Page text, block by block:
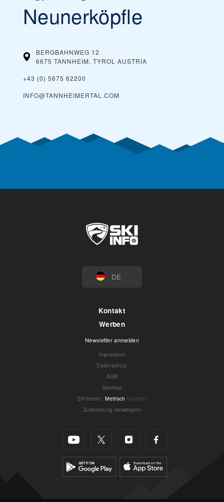
Neunerköpfle
BERGBAHNWEG 12
6675 TANNHEIM, TYROL AUSTRIA
+43 (0) 5675 62200
INFO@TANNHEIMERTAL.COM
DE
Kontakt
Werben
Newsletter anmelden
Impressum
Datenschutz
AGB
Sitemap
Einheiten: Metrisch Imperial
Zustimmung verweigern